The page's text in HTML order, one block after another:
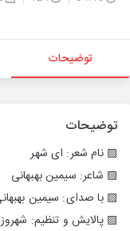
توضیحات
توضیحات
▨ نام شعر: ای شهر
▨ شاعر: سیمین بهبهانی
▨ با صدای: سیمین
▨ پالایش و تنظیم: